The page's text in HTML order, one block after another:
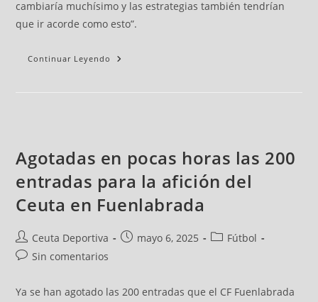
cambiaría muchísimo y las estrategias también tendrían
que ir acorde como esto”.
Continuar Leyendo
Agotadas en pocas horas las 200
entradas para la afición del
Ceuta en Fuenlabrada
Ceuta Deportiva mayo 6, 2025
Fútbol
Sin comentarios
Ya se han agotado las 200 entradas que el CF Fuenlabrada